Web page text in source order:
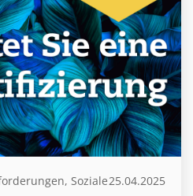
Soziale25.04.2025